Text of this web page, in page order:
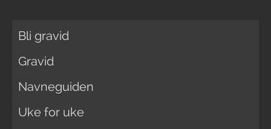
Bli gravid
Gravid
Navneguiden
Uke for uke